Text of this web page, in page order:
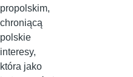
propolskim,
chroniącą
polskie
interesy,
która jako